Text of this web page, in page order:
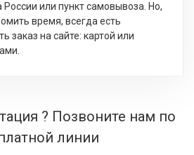
России или пункт самовывоза. Но,
время, всегда есть
заказ на сайте: картой или
? Позвоните нам по
линии